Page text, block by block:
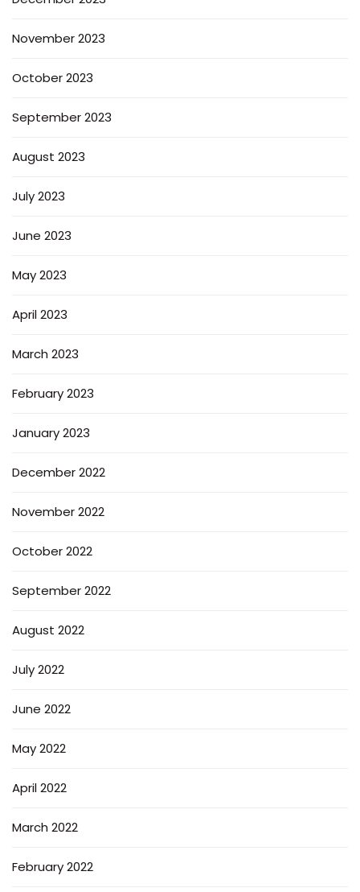
November 2023
October 2023
September 2023
August 2023
July 2023
June 2023
May 2023
April 2023
March 2023
February 2023
January 2023
December 2022
November 2022
October 2022
September 2022
August 2022
July 2022
June 2022
May 2022
April 2022
March 2022
February 2022